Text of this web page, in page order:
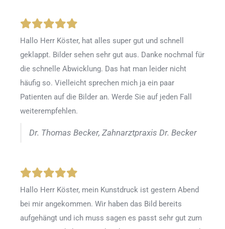
Hallo Herr Köster, hat alles super gut und schnell
geklappt. Bilder sehen sehr gut aus. Danke nochmal für
die schnelle Abwicklung. Das hat man leider nicht
häufig so. Vielleicht sprechen mich ja ein paar
Patienten auf die Bilder an. Werde Sie auf jeden Fall
weiterempfehlen.
Dr. Thomas Becker, Zahnarztpraxis Dr. Becker
Hallo Herr Köster, mein Kunstdruck ist gestern Abend
bei mir angekommen. Wir haben das Bild bereits
aufgehängt und ich muss sagen es passt sehr gut zum